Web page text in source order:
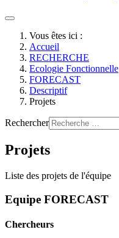
Vous êtes ici :
Accueil
RECHERCHE
Ecologie Fonctionnelle
FORECAST
Descriptif
Projets
Rechercher
Projets
Liste des projets de l'équipe
Equipe FORECAST
Chercheurs